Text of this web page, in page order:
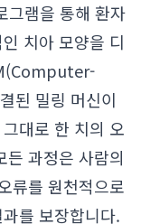
램을 통해 환자
치아 모양을 디
된 밀링 머신이
대로 한 치의 오
과정은 사람의
류를 원천적으로
를 보장합니다.